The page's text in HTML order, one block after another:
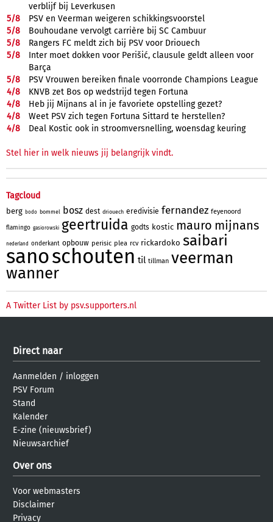
verblijf bij Leverkusen
5/8
PSV en Veerman weigeren schikkingsvoorstel
5/8
Bouhoudane vervolgt carrière bij SC Cambuur
5/8
Rangers FC meldt zich bij PSV voor Driouech
5/8
Inter moet dokken voor Perišić, clausule geldt alleen voor
Barça
5/8
PSV Vrouwen bereiken finale voorronde Champions League
4/8
KNVB zet Bos op wedstrijd tegen Fortuna
4/8
Heb jij Mijnans al in je favoriete opstelling gezet?
4/8
Weet PSV zich tegen Fortuna Sittard te herstellen?
4/8 Deal Kostic ook in stroomversnelling, woensdag keuring
Stel hier in welk nieuws jij belangrijk vindt.
Tagcloud
berg bodo bommel bosz dest driouech eredivisie fernandez feyenoord
flamingo gasiorowski geertruida godts kostic mauro mijnans
nederland onderkant opbouw perisic plea rcv rickardoko saibari
sanoschouten til tillman veerman
wanner
A Twitter List by psv.supporters.nl
Direct naar
Aanmelden / inloggen
PSV Forum
Stand
Kalender
E-zine (nieuwsbrief)
Nieuwsarchief
Over ons
Voor webmasters
Disclaimer
Privacy